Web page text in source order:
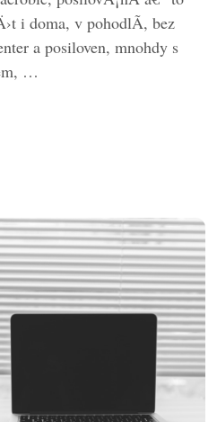
i doma, v pohodlÃ­, bez
a posiloven, mnohdy s
…